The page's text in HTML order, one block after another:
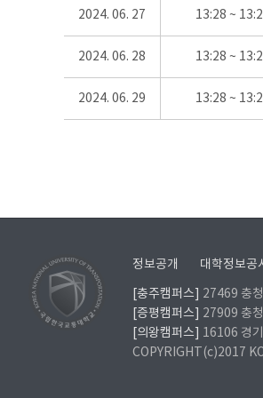
2024. 06. 27 13:28 ~
2024. 06. 28 13:28 ~
2024. 06. 29 13:28 ~
정보공개 대학정보공
[충주캠퍼스]
27469 충
[증평캠퍼스]
27909 충
[의왕캠퍼스]
16106 경
COPYRIGHT(c)2017